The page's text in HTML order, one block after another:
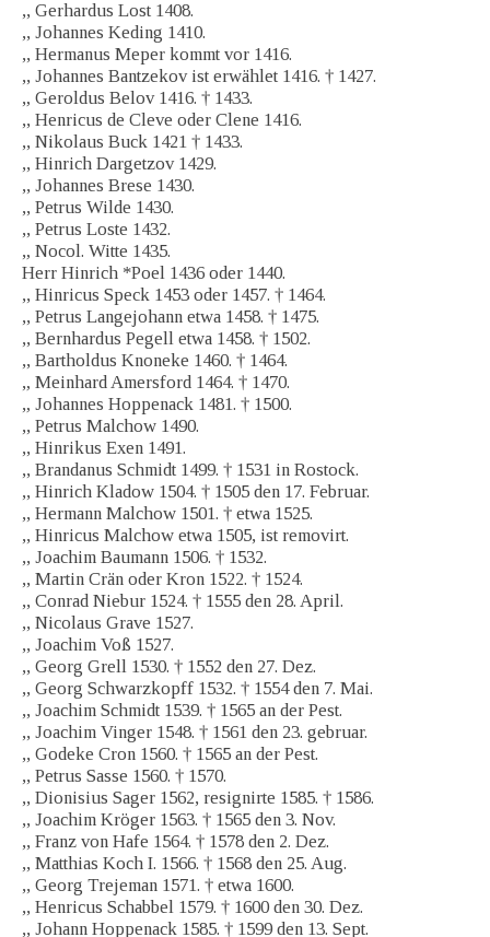
,, Gerhardus Lost 1408.
,, Johannes Keding 1410.
,, Hermanus Meper kommt vor 1416.
,, Johannes Bantzekov ist erwählet 1416. † 1427.
„ Geroldus Belov 1416. † 1433.
,, Henricus de Cleve oder Clene 1416.
,, Nikolaus Buck 1421 † 1433.
,, Hinrich Dargetzov 1429.
,, Johannes Brese 1430.
,, Petrus Wilde 1430.
,, Petrus Loste 1432.
„ Nocol. Witte 1435.
Herr Hinrich *Poel 1436 oder 1440.
,, Hinricus Speck 1453 oder 1457. † 1464.
,, Petrus Langejohann etwa 1458. † 1475.
,, Bernhardus Pegell etwa 1458. † 1502.
,, Bartholdus Knoneke 1460. † 1464.
„ Meinhard Amersford 1464. † 1470.
„ Johannes Hoppenack 1481. † 1500.
,, Petrus Malchow 1490.
,, Hinrikus Exen 1491.
,, Brandanus Schmidt 1499. † 1531 in Rostock.
,, Hinrich Kladow 1504. † 1505 den 17. Februar.
,, Hermann Malchow 1501. † etwa 1525.
,, Hinricus Malchow etwa 1505, ist removirt.
,, Joachim Baumann 1506. † 1532.
,, Martin Crän oder Kron 1522. † 1524.
,, Conrad Niebur 1524. † 1555 den 28. April.
,, Nicolaus Grave 1527.
,, Joachim Voß 1527.
,, Georg Grell 1530. † 1552 den 27. Dez.
,, Georg Schwarzkopff 1532. † 1554 den 7. Mai.
,, Joachim Schmidt 1539. † 1565 an der Pest.
,, Joachim Vinger 1548. † 1561 den 23. gebruar.
,, Godeke Cron 1560. † 1565 an der Pest.
,, Petrus Sasse 1560. † 1570.
,, Dionisius Sager 1562, resignirte 1585. † 1586.
,, Joachim Kröger 1563. † 1565 den 3. Nov.
,, Franz von Hafe 1564. † 1578 den 2. Dez.
,, Matthias Koch I. 1566. † 1568 den 25. Aug.
,, Georg Trejeman 1571. † etwa 1600.
,, Henricus Schabbel 1579. † 1600 den 30. Dez.
,, Johann Hoppenack 1585. † 1599 den 13. Sept.